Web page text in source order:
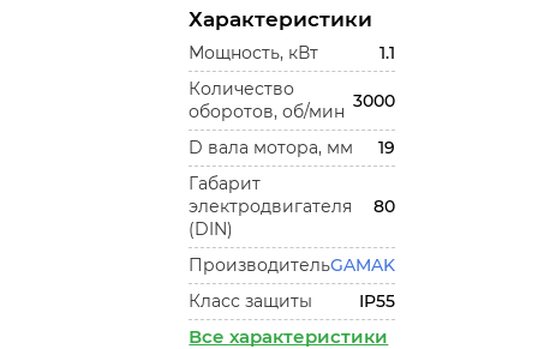
Характеристики
Мощность, кВт
1.1
Количество
оборотов, об/мин
3000
D вала мотора, мм
19
Габарит
электродвигателя
(DIN)
80
ПроизводительGAMAK
Класс защиты
IP55
Все характеристики